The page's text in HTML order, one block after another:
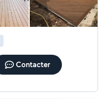
Contacter